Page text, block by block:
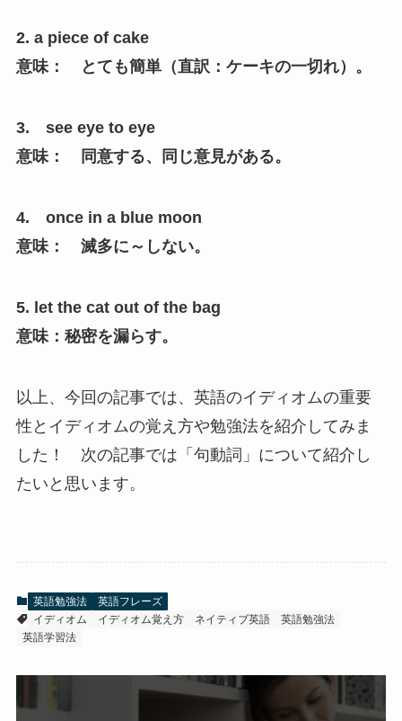
2. a piece of cake
意味： とても簡単（直訳：ケーキの一切れ）。
3. see eye to eye
意味： 同意する、同じ意見がある。
4. once in a blue moon
意味： 滅多に～しない。
5. let the cat out of the bag
意味：秘密を漏らす。
以上、今回の記事では、英語のイディオムの重要
性とイディオムの覚え方や勉強法を紹介してみま
した！ 次の記事では「句動詞」について紹介し
たいと思います。
英語勉強法
英語フレーズ
イディオム
イディオム覚え方 ネイティブ英語
英語勉強法
英語学習法